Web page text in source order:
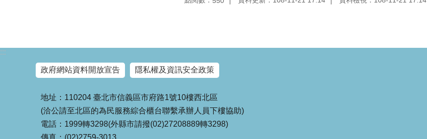
:::
政府網站資料開放宣告 隱私權及資訊安全政策
地址：110204 臺北市信義區市府路1號10樓西北區
(洽公請至北區的為民服務綜合櫃台聯繫承辦人員下樓協助)
電話：1999轉3298(外縣市請撥(02)27208889轉3298)